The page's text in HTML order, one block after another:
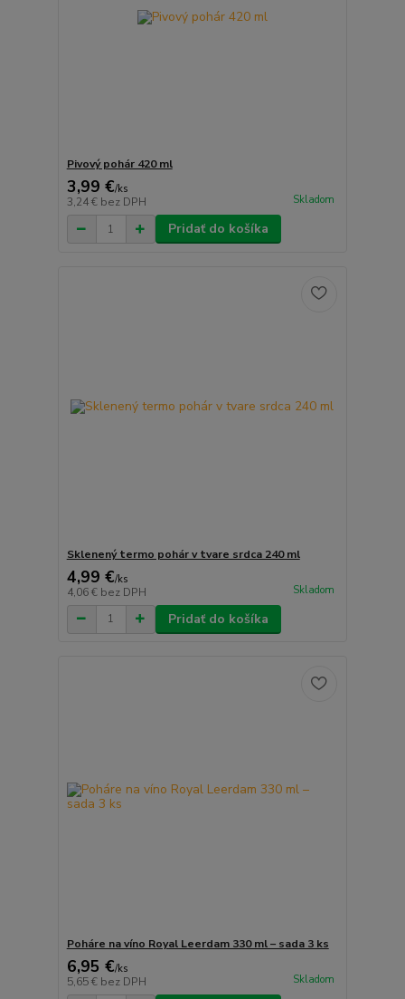
Pivový pohár 420 ml
3,99 €/ks
3,24 € bez DPH Skladom
Pridať do košíka
Sklenený termo pohár v tvare srdca 240 ml
4,99 €/ks
4,06 € bez DPH Skladom
Pridať do košíka
Poháre na víno Royal Leerdam 330 ml – sada 3 ks
6,95 €/ks
5,65 € bez DPH Skladom